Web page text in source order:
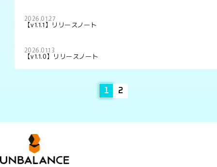
2026.01.27
【v1.1.1】リリースノート
2026.01.13
【v1.1.0】リリースノート
1 2